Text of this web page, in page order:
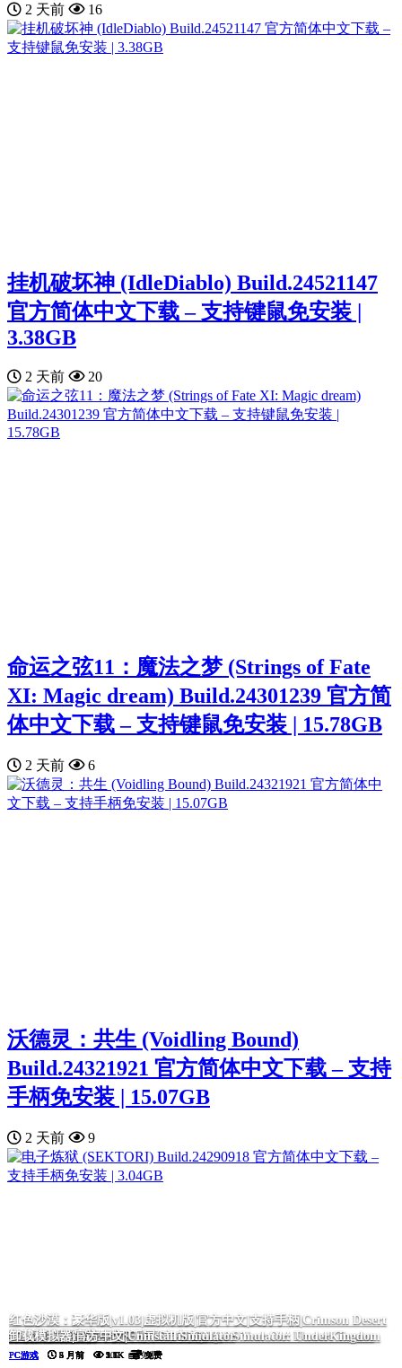
黑色灵魂2|官方中文|BLACK SOULS II
PC游戏 5 月前 5.7K 免费
我的26岁女房客：在云端|官方中文|My 26-Year-Old Female Tenant
PC游戏 5 月前 5.7K 免费
毒织千奈美|官方中文|Chinami Holic
PC游戏 5 月前 2.5K 免费
诈骗园区模拟器: 地下王国/Scam Center Simulator: UnderKingdom
PC游戏 2 月前 2.1K 免费
挂机西游模拟器
PC游戏 5 月前 1.6K 免费
红色沙漠：豪华版|v1.03|虚拟机版|官方中文|支持手柄|Crimson Desert
Deluxe Edition
PC游戏 4 月前 1.1K 免费
卸载模拟器|官方中文|Uninstall Simulator
PC游戏 5 月前 900 免费
2 天前 16
挂机破坏神 (IdleDiablo) Build.24521147
官方简体中文下载 – 支持键鼠免安装 |
3.38GB
2 天前 20
命运之弦11：魔法之梦 (Strings of Fate
XI: Magic dream) Build.24301239 官方简
体中文下载 – 支持键鼠免安装 | 15.78GB
2 天前 6
沃德灵：共生 (Voidling Bound)
Build.24321921 官方简体中文下载 – 支持
手柄免安装 | 15.07GB
2 天前 9